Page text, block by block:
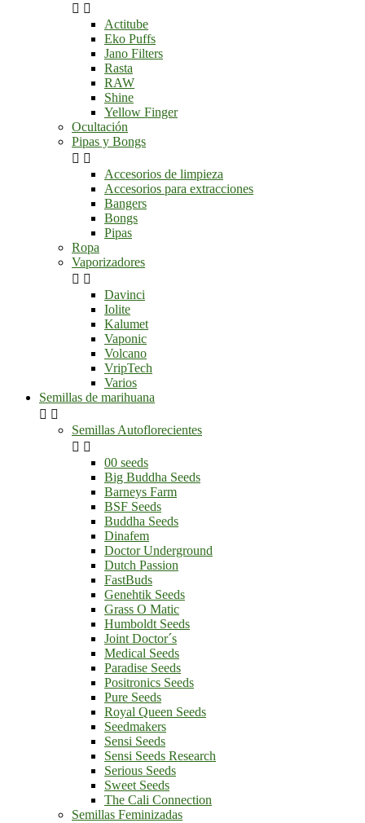
 
Actitube
Eko Puffs
Jano Filters
Rasta
RAW
Shine
Yellow Finger
Ocultación
Pipas y Bongs
 
Accesorios de limpieza
Accesorios para extracciones
Bangers
Bongs
Pipas
Ropa
Vaporizadores
 
Davinci
Iolite
Kalumet
Vaponic
Volcano
VripTech
Varios
Semillas de marihuana
 
Semillas Autoflorecientes
 
00 seeds
Big Buddha Seeds
Barneys Farm
BSF Seeds
Buddha Seeds
Dinafem
Doctor Underground
Dutch Passion
FastBuds
Genehtik Seeds
Grass O Matic
Humboldt Seeds
Joint Doctor´s
Medical Seeds
Paradise Seeds
Positronics Seeds
Pure Seeds
Royal Queen Seeds
Seedmakers
Sensi Seeds
Sensi Seeds Research
Serious Seeds
Sweet Seeds
The Cali Connection
Semillas Feminizadas